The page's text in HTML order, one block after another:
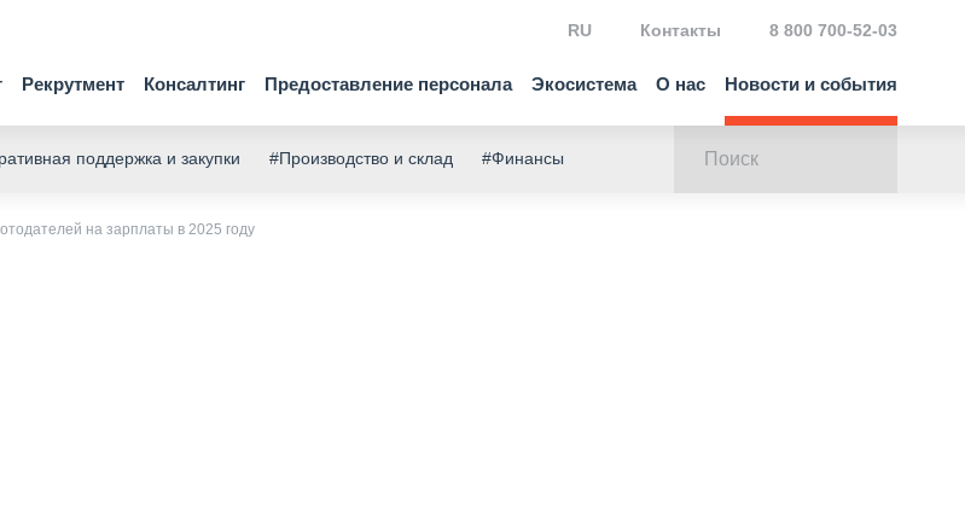
Рекрутмент Консалтинг Предоставление персонала Экосистема О нас Новости и события
RU Контакты 8 800 700-52-03
поддержка и закупки #Производство и склад #Финансы
на зарплаты в 2025 году